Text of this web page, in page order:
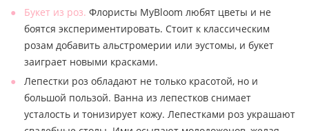
Букет из роз. Флористы MyBloom любят цветы и не
боятся экспериментировать. Стоит к классическим
розам добавить альстромерии или эустомы, и букет
заиграет новыми красками.
Лепестки роз обладают не только красотой, но и
большой пользой. Ванна из лепестков снимает
усталость и тонизирует кожу. Лепестками роз украшают